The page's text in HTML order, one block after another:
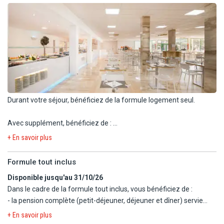
balcon vue piscine. Capacité maximale : 3 adultes + 1 enfant ou 2
adultes + 2 enfants
Durant votre séjour, bénéficiez de la formule logement seul.
Avec supplément, bénéficiez de :
- Formule petit déjeuner (buffet).
- Formule tout inclus (voir rubrique dédiée). Disponible jusqu'au
L'hôtel dispose de 1 restaurant et 3 bars :
- Restaurant principal avec cuisine internationale, show-cooking,
dîner à thème.
+ En savoir plus
Formule tout inclus
Disponible jusqu'au 31/10/26
Dans le cadre de la formule tout inclus, vous bénéficiez de :
- la pension complète (petit-déjeuner, déjeuner et dîner) servie
sous forme de buffet au restaurant principal,
+ En savoir plus